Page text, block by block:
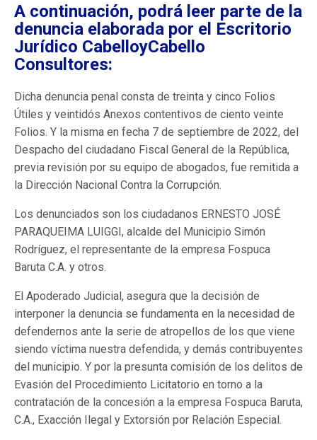
A continuación, podrá leer parte de la
denuncia elaborada por el Escritorio
Jurídico CabelloyCabello
Consultores:
Dicha denuncia penal consta de treinta y cinco Folios
Útiles y veintidós Anexos contentivos de ciento veinte
Folios. Y la misma en fecha 7 de septiembre de 2022, del
Despacho del ciudadano Fiscal General de la República,
previa revisión por su equipo de abogados, fue remitida a
la Dirección Nacional Contra la Corrupción.
Los denunciados son los ciudadanos ERNESTO JOSÉ
PARAQUEIMA LUIGGI, alcalde del Municipio Simón
Rodríguez, el representante de la empresa Fospuca
Baruta C.A. y otros.
El Apoderado Judicial, asegura que la decisión de
interponer la denuncia se fundamenta en la necesidad de
defendernos ante la serie de atropellos de los que viene
siendo víctima nuestra defendida, y demás contribuyentes
del municipio. Y por la presunta comisión de los delitos de
Evasión del Procedimiento Licitatorio en torno a la
contratación de la concesión a la empresa Fospuca Baruta,
C.A., Exacción Ilegal y Extorsión por Relación Especial.